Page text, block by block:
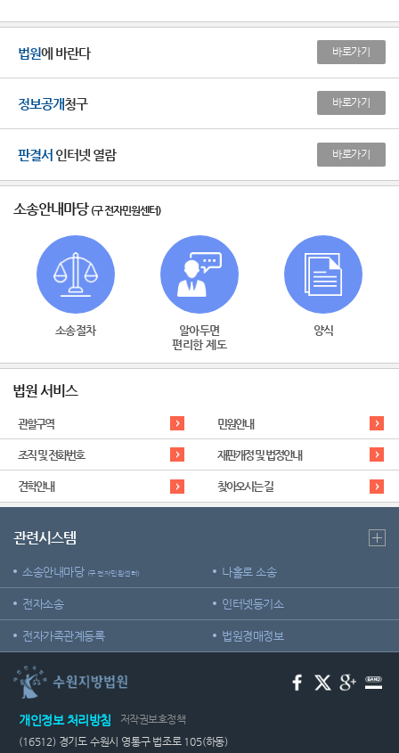
법원에 바란다 바로가기
정보공개청구 바로가기
판결서 인터넷 열람 바로가기
소송안내마당 (구 전자민원센터)
소송절차
알아두면
편리한 제도
양식
법원 서비스
관할구역 민원안내
조직 및 전화번호 재판개정 및 법정안내
견학안내 찾아오시는 길
관련시스템
소송안내마당 (구 전자민원센터) 나홀로 소송
전자소송 인터넷등기소
전자가족관계등록 법원경매정보
개인정보 처리방침
저작권보호정책
(16512) 경기도 수원시 영통구 법조로 105(하동)